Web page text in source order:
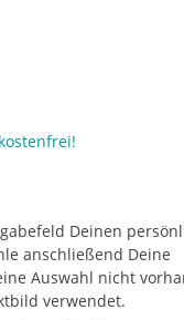
Deinen
anschließend Deine
Auswahl nicht
verwendet.